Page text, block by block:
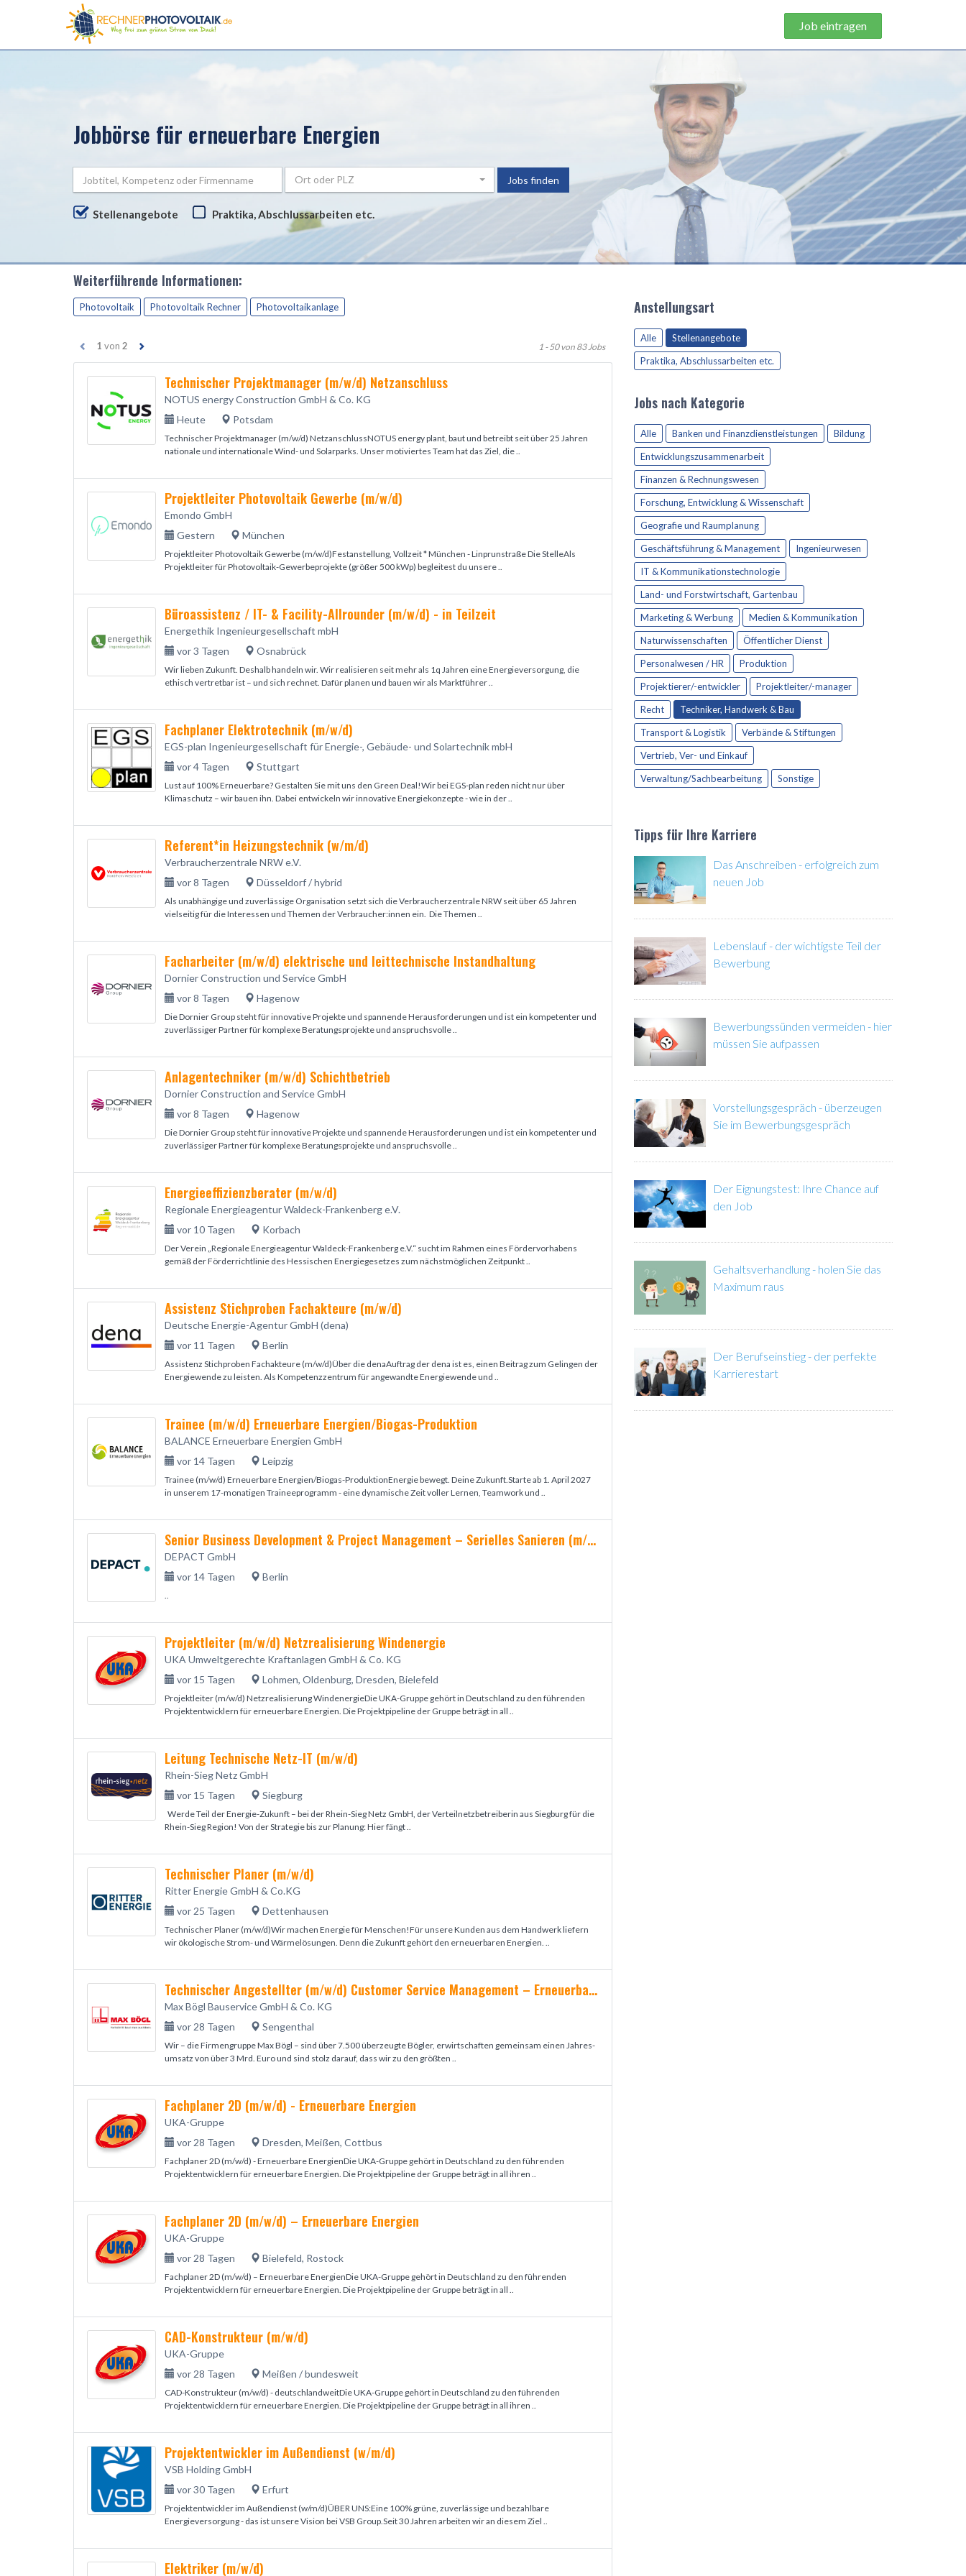
Job eintragen
Jobbörse für erneuerbare Energien
Ort oder PLZ Jobs finden
Stellenangebote Praktika, Abschlussarbeiten etc.
Weiterführende Informationen:
Photovoltaik Photovoltaik Rechner Photovoltaikanlage
1 von 2 1 - 50 von 83 Jobs
Technischer Projektmanager (m/w/d) Netzanschluss
NOTUS energy Construction GmbH & Co. KG
Heute
Potsdam
Technischer Projektmanager (m/w/d) NetzanschlussNOTUS energy plant, baut und betreibt seit über 25 Jahren
nationale und internationale Wind- und Solarparks. Unser motiviertes Team hat das Ziel, die ..
Projektleiter Photovoltaik Gewerbe (m/w/d)
Emondo GmbH
Gestern
München
Projektleiter Photovoltaik Gewerbe (m/w/d)Festanstellung, Vollzeit * München - Linprunstraße Die StelleAls
Projektleiter für Photovoltaik-Gewerbeprojekte (größer 500 kWp) begleitest du unsere ..
Büroassistenz / IT- & Facility-Allrounder (m/w/d) - in Teilzeit
Energethik Ingenieurgesellschaft mbH
vor 3 Tagen
Osnabrück
Wir lieben Zukunft. Deshalb handeln wir. Wir realisieren seit mehr als 1q Jahren eine Energieversorgung, die
ethisch vertretbar ist – und sich rechnet. Dafür planen und bauen wir als Marktführer ..
Fachplaner Elektrotechnik (m/w/d)
EGS-plan Ingenieurgesellschaft für Energie-, Gebäude- und Solartechnik mbH
vor 4 Tagen
Stuttgart
Lust auf 100% Erneuerbare? Gestalten Sie mit uns den Green Deal!Wir bei EGS-plan reden nicht nur über
Klimaschutz – wir bauen ihn. Dabei entwickeln wir innovative Energiekonzepte - wie in der ..
Referent*in Heizungstechnik (w/m/d)
Verbraucherzentrale NRW e.V.
vor 8 Tagen
Düsseldorf / hybrid
Als unabhängige und zuverlässige Organisation setzt sich die Verbraucherzentrale NRW seit über 65 Jahren
vielseitig für die Interessen und Themen der Verbraucher:innen ein. Die Themen ..
Facharbeiter (m/w/d) elektrische und leittechnische Instandhaltung
Dornier Construction und Service GmbH
vor 8 Tagen
Hagenow
Die Dornier Group steht für innovative Projekte und spannende Herausforderungen und ist ein kompetenter und
zuverlässiger Partner für komplexe Beratungsprojekte und anspruchsvolle ..
Anlagentechniker (m/w/d) Schichtbetrieb
Dornier Construction and Service GmbH
vor 8 Tagen
Hagenow
Die Dornier Group steht für innovative Projekte und spannende Herausforderungen und ist ein kompetenter und
zuverlässiger Partner für komplexe Beratungsprojekte und anspruchsvolle ..
Energieeffizienzberater (m/w/d)
Regionale Energieagentur Waldeck-Frankenberg e.V.
vor 10 Tagen
Korbach
Der Verein „Regionale Energieagentur Waldeck-Frankenberg e.V.“ sucht im Rahmen eines Fördervorhabens
gemäß der Förderrichtlinie des Hessischen Energiegesetzes zum nächstmöglichen Zeitpunkt ..
Assistenz Stichproben Fachakteure (m/w/d)
Deutsche Energie-Agentur GmbH (dena)
vor 11 Tagen
Berlin
Assistenz Stichproben Fachakteure (m/w/d)Über die denaAuftrag der dena ist es, einen Beitrag zum Gelingen der
Energiewende zu leisten. Als Kompetenzzentrum für angewandte Energiewende und ..
Trainee (m/w/d) Erneuerbare Energien/Biogas-Produktion
BALANCE Erneuerbare Energien GmbH
vor 14 Tagen
Leipzig
Trainee (m/w/d) Erneuerbare Energien/Biogas-ProduktionEnergie bewegt. Deine Zukunft.Starte ab 1. April 2027
in unserem 17-monatigen Traineeprogramm - eine dynamische Zeit voller Lernen, Teamwork und ..
Senior Business Development & Project Management – Serielles Sanieren (m/w/d)
DEPACT GmbH
vor 14 Tagen
Berlin
..
Projektleiter (m/w/d) Netzrealisierung Windenergie
UKA Umweltgerechte Kraftanlagen GmbH & Co. KG
vor 15 Tagen
Lohmen, Oldenburg, Dresden, Bielefeld
Projektleiter (m/w/d) Netzrealisierung WindenergieDie UKA-Gruppe gehört in Deutschland zu den führenden
Projektentwicklern für erneuerbare Energien. Die Projektpipeline der Gruppe beträgt in all ..
Leitung Technische Netz-IT (m/w/d)
Rhein-Sieg Netz GmbH
vor 15 Tagen
Siegburg
Werde Teil der Energie-Zukunft – bei der Rhein-Sieg Netz GmbH, der Verteilnetzbetreiberin aus Siegburg für die
Rhein-Sieg Region! Von der Strategie bis zur Planung: Hier fängt ..
Technischer Planer (m/w/d)
Ritter Energie GmbH & Co.KG
vor 25 Tagen
Dettenhausen
Technischer Planer (m/w/d)Wir machen Energie für Menschen!Für unsere Kunden aus dem Handwerk liefern
wir ökologische Strom- und Wärmelösungen. Denn die Zukunft gehört den erneuerbaren Energien. ..
Technischer Angestellter (m/w/d) Customer Service Management – Erneuerbare Energien Windkraft
Max Bögl Bauservice GmbH & Co. KG
vor 28 Tagen
Sengenthal
Wir – die Firmengruppe Max Bögl – sind über 7.500 überzeugte Bögler, erwirtschaften gemeinsam einen Jahres­
umsatz von über 3 Mrd. Euro und sind stolz darauf, dass wir zu den größten ..
Fachplaner 2D (m/w/d) - Erneuerbare Energien
UKA-Gruppe
vor 28 Tagen
Dresden, Meißen, Cottbus
Fachplaner 2D (m/w/d) - Erneuerbare EnergienDie UKA-Gruppe gehört in Deutschland zu den führenden
Projektentwicklern für erneuerbare Energien. Die Projektpipeline der Gruppe beträgt in all ihren ..
Fachplaner 2D (m/w/d) – Erneuerbare Energien
UKA-Gruppe
vor 28 Tagen
Bielefeld, Rostock
Fachplaner 2D (m/w/d) – Erneuerbare EnergienDie UKA-Gruppe gehört in Deutschland zu den führenden
Projektentwicklern für erneuerbare Energien. Die Projektpipeline der Gruppe beträgt in all ..
CAD-Konstrukteur (m/w/d)
UKA-Gruppe
vor 28 Tagen
Meißen / bundesweit
CAD-Konstrukteur (m/w/d) - deutschlandweitDie UKA-Gruppe gehört in Deutschland zu den führenden
Projektentwicklern für erneuerbare Energien. Die Projektpipeline der Gruppe beträgt in all ihren ..
Projektentwickler im Außendienst (w/m/d)
VSB Holding GmbH
vor 30 Tagen
Erfurt
Projektentwickler im Außendienst (w/m/d)ÜBER UNS:Eine 100% grüne, zuverlässige und bezahlbare
Energieversorgung - das ist unsere Vision bei VSB Group.Seit 30 Jahren arbeiten wir an diesem Ziel ..
Elektriker (m/w/d)
Anstellungsart
Alle
Stellenangebote
Praktika, Abschlussarbeiten etc.
Jobs nach Kategorie
Alle Banken und Finanzdienstleistungen
Bildung
Entwicklungszusammenarbeit
Finanzen & Rechnungswesen
Forschung, Entwicklung & Wissenschaft
Geografie und Raumplanung
Geschäftsführung & Management
Ingenieurwesen
IT & Kommunikationstechnologie
Land- und Forstwirtschaft, Gartenbau
Marketing & Werbung
Medien & Kommunikation
Naturwissenschaften
Öffentlicher Dienst
Personalwesen / HR
Produktion
Projektierer/-entwickler
Projektleiter/-manager
Recht
Techniker, Handwerk & Bau
Transport & Logistik
Verbände & Stiftungen
Vertrieb, Ver- und Einkauf
Verwaltung/Sachbearbeitung
Sonstige
Tipps für Ihre Karriere
Das Anschreiben - erfolgreich zum
neuen Job
Lebenslauf - der wichtigste Teil der
Bewerbung
Bewerbungssünden vermeiden - hier
müssen Sie aufpassen
Vorstellungsgespräch - überzeugen
Sie im Bewerbungsgespräch
Der Eignungstest: Ihre Chance auf
den Job
Gehaltsverhandlung - holen Sie das
Maximum raus
Der Berufseinstieg - der perfekte
Karrierestart